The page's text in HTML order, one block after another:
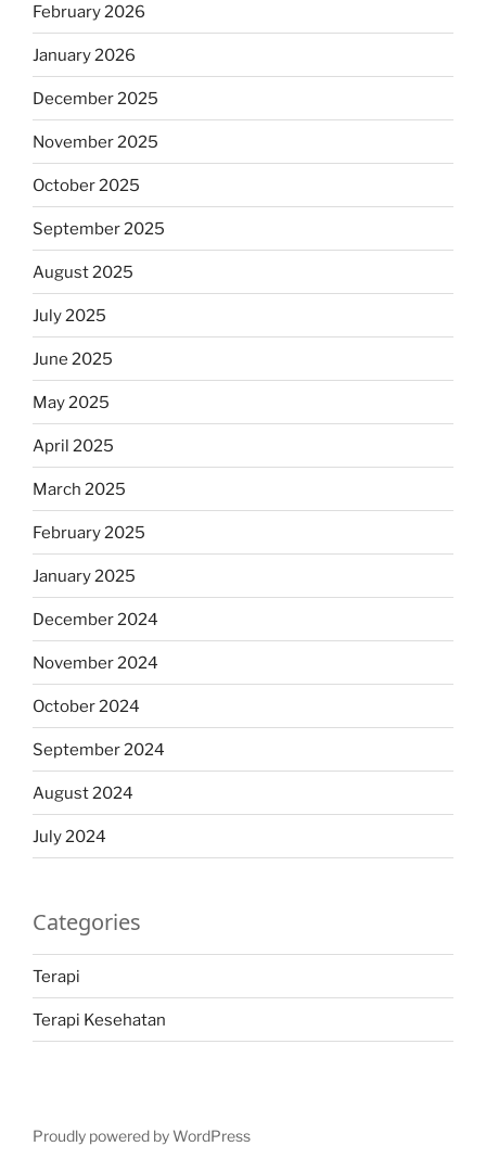
February 2026
January 2026
December 2025
November 2025
October 2025
September 2025
August 2025
July 2025
June 2025
May 2025
April 2025
March 2025
February 2025
January 2025
December 2024
November 2024
October 2024
September 2024
August 2024
July 2024
Categories
Terapi
Terapi Kesehatan
Proudly powered by WordPress